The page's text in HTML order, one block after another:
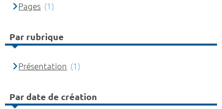
Pages (1)
Par rubrique
Présentation (1)
Par date de création